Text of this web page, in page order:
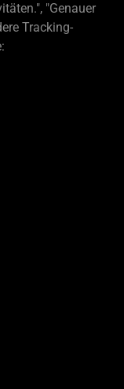
"Genauer
Tracking-